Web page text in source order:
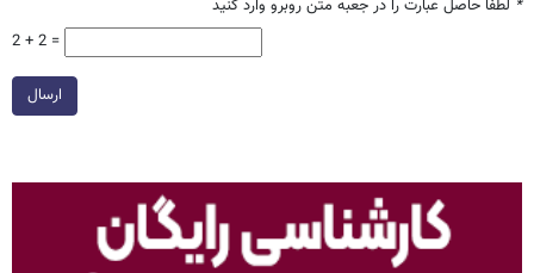
* لطفا حاصل عبارت را در جعبه متن روبرو وارد کنید
2 + 2 =
ارسال